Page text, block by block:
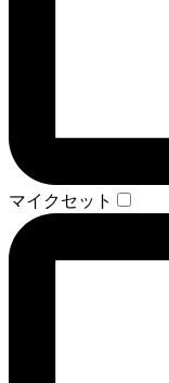
マイクセット